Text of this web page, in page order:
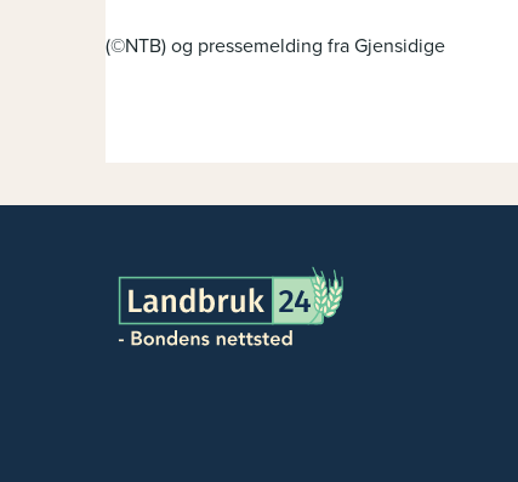
(©NTB) og pressemelding fra Gjensidige